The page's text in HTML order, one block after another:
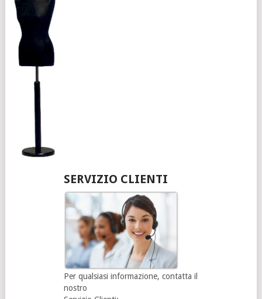
SERVIZIO CLIENTI
Per qualsiasi informazione, contatta il
nostro